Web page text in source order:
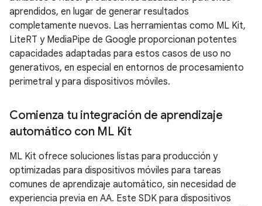
aprendidos, en lugar de generar resultados
completamente nuevos. Las herramientas como ML Kit,
LiteRT y MediaPipe de Google proporcionan potentes
capacidades adaptadas para estos casos de uso no
generativos, en especial en entornos de procesamiento
perimetral y para dispositivos móviles.
Comienza tu integración de aprendizaje
automático con ML Kit
ML Kit ofrece soluciones listas para producción y
optimizadas para dispositivos móviles para tareas
comunes de aprendizaje automático, sin necesidad de
experiencia previa en AA. Este SDK para dispositivos